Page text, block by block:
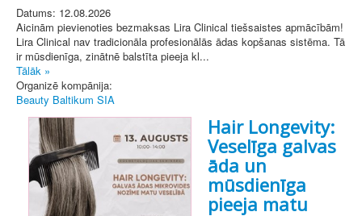
Datums: 12.08.2026
Aicinām pievienoties bezmaksas Lira Clinical tiešsaistes apmācībām!
Lira Clinical nav tradicionāla profesionālās ādas kopšanas sistēma. Tā
ir mūsdienīga, zinātnē balstīta pieeja kl...
Tālāk »
Organizē kompānija:
Beauty Baltikum SIA
Hair Longevity:
Veselīga galvas
āda un
mūsdienīga
pieeja matu